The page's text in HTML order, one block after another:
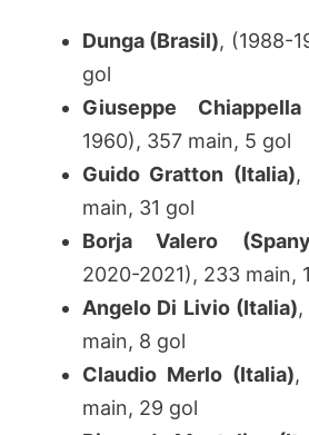
Dunga (Brasil), (1988-
gol
Giuseppe
1960), 357 main, 5 gol
Guido Gratton (Italia),
main, 31 gol
Borja Valero
2020-2021), 233 main,
Angelo Di Livio (Italia),
main, 8 gol
Claudio Merlo (Italia),
main, 29 gol